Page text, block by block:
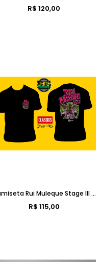
R$ 120,00
Camiseta Rui Muleque Stage III - Old School [ LANÇAMENTO ]
R$ 115,00